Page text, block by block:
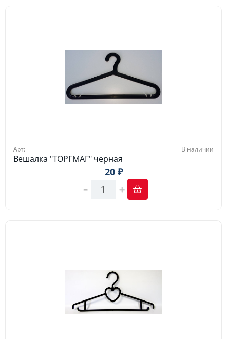
Арт: В наличии
Вешалка "ТОРГМАГ" черная
20 ₽